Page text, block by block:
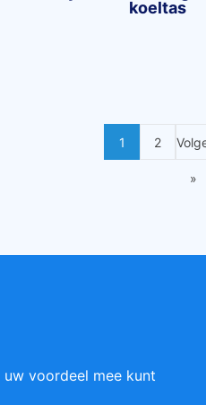
koeltas
1 2
»
voordeel mee kunt